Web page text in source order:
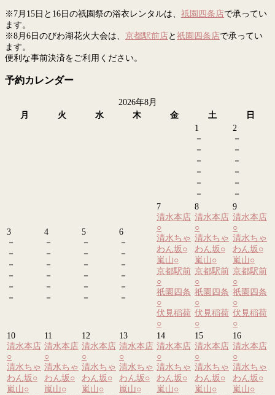
※7月15日と16日の祇園祭の浴衣レンタルは、 祇園四条店で承ってい
ます。
※8月6日のびわ湖花火大会は、 京都駅前店 と 祇園四条店で承ってい
ます。
便利な事前決済をご利用ください。
予約カレンダー
2026年8月
月
火 水 木 金 土
日
1
－
－
－
－
－
－
2
－
－
－
－
－
－
3
－
－
－
－
－
－
4
－
－
－
－
－
－
5
－
－
－
－
－
－
6
－
－
－
－
－
－
7
清水本店
○
清水ちゃ
わん坂○
嵐山○
京都駅前
○
祇園四条
○
伏見稲荷
○
8
清水本店
○
清水ちゃ
わん坂○
嵐山○
京都駅前
○
祇園四条
○
伏見稲荷
○
9
清水本店
○
清水ちゃ
わん坂○
嵐山○
京都駅前
○
祇園四条
○
伏見稲荷
○
10
清水本店
○
清水ちゃ
わん坂○
嵐山○
11
清水本店
○
清水ちゃ
わん坂○
嵐山○
12
清水本店
○
清水ちゃ
わん坂○
嵐山○
13
清水本店
○
清水ちゃ
わん坂○
嵐山○
14
清水本店
○
清水ちゃ
わん坂○
嵐山○
15
清水本店
○
清水ちゃ
わん坂○
嵐山○
16
清水本店
○
清水ちゃ
わん坂○
嵐山○